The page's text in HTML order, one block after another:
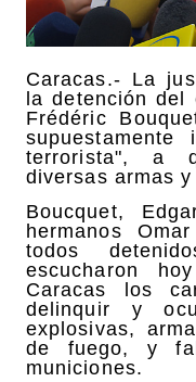
Caracas.- La
la detención del
Frédéric
terrorista", a
diversas armas
Boucquet,
hermanos
todos
escucharon
Caracas los
delinquir y
explosivas,
de fuego, y
municiones.